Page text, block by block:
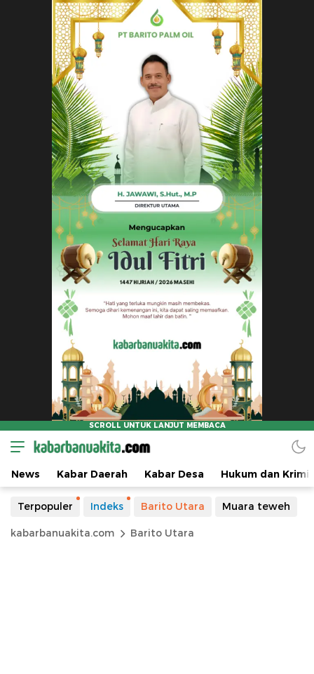
News Kabar Daerah Kabar Desa Hukum dan
Terpopuler Indeks Barito Utara Muara teweh
kabarbanuakita.com Barito Utara